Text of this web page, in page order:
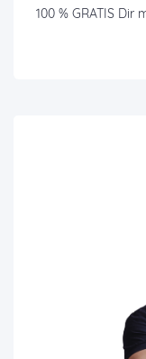
100 % GRATIS Dir